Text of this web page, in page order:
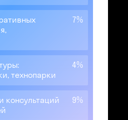
7%
технопарки
4%
консультаций
9%